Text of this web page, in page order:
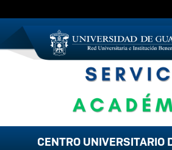
CENTRO UNIVERSITARIO